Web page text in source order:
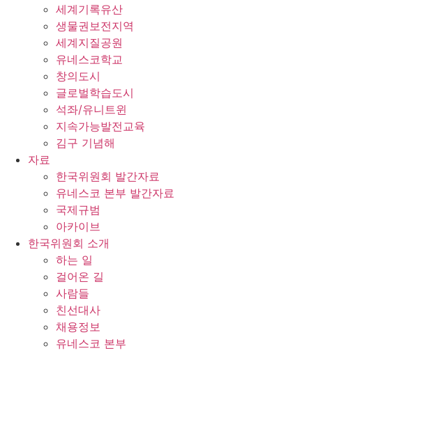
세계기록유산
생물권보전지역
세계지질공원
유네스코학교
창의도시
글로벌학습도시
석좌/유니트윈
지속가능발전교육
김구 기념해
자료
한국위원회 발간자료
유네스코 본부 발간자료
국제규범
아카이브
한국위원회 소개
하는 일
걸어온 길
사람들
친선대사
채용정보
유네스코 본부